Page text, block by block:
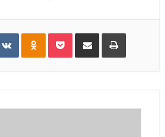
VKontakteOdnoklassniki
PocketCompartirImprimir